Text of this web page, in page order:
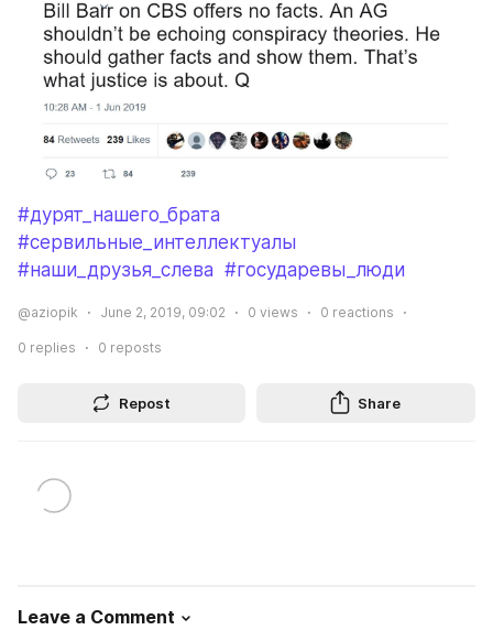
#дурят_нашего_брата
#сервильные_интеллектуалы
#наши_друзья_слева #государевы_люди
@aziopik June 2, 2019, 09:02 0 views 0 reactions
0 replies 0 reposts
Repost Share
Leave a Comment